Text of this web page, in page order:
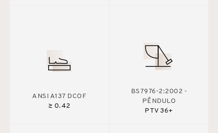
ANSI A137 DCOF
≥ 0.42
BS7976-2:2002 -
PÊNDULO
PTV 36+